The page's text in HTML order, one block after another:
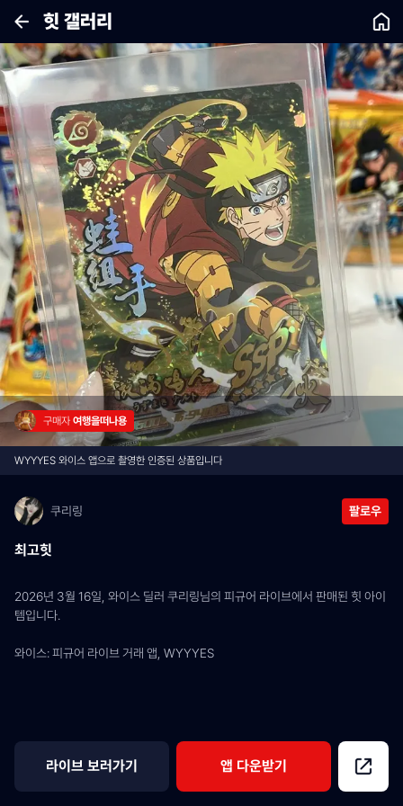
힛 갤러리
구매자 여행을떠나용
WYYYES 와이스 앱으로 촬영한 인증된 상품입니다
쿠리링 팔로우
최고힛
2026년 3월 16일, 와이스 딜러 쿠리링님의 피규어 라이브에서 판매된 힛 아이
템입니다.
와이스: 피규어 라이브 거래 앱, WYYYES
라이브 보러가기 앱 다운받기